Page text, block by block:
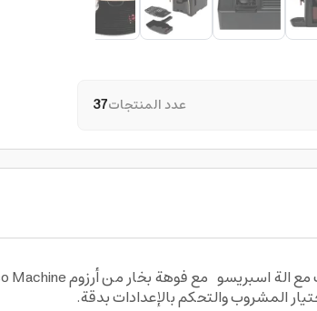
عدد المنتجات37
المشروب والتحكم بالإعدادات بدقة.